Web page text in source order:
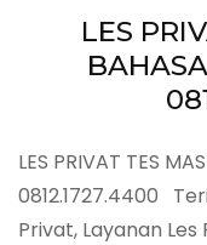
LES
LES PRIVAT TES
0812.1727.4400
Privat, Layanan